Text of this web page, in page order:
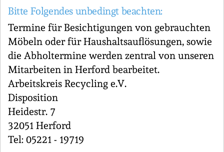
Bitte Folgendes unbedingt beachten:
Termine für Besichtigungen von gebrauchten
Möbeln oder für Haushaltsauflösungen, sowie
die Abholtermine werden zentral von unseren
Mitarbeiten in Herford bearbeitet.
Arbeitskreis Recycling e.V.
Disposition
Heidestr. 7
32051 Herford
Tel: 05221 - 19719